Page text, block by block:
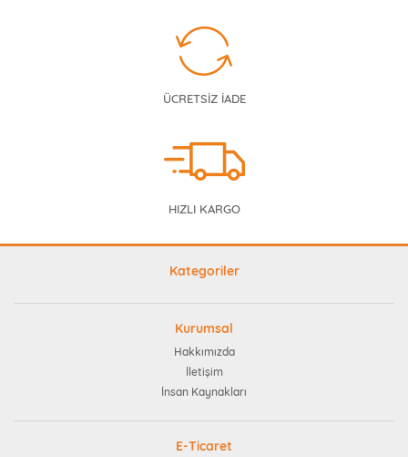
ÜCRETSİZ İADE
HIZLI KARGO
Kategoriler
Kurumsal
Hakkımızda
İletişim
İnsan Kaynakları
E-Ticaret